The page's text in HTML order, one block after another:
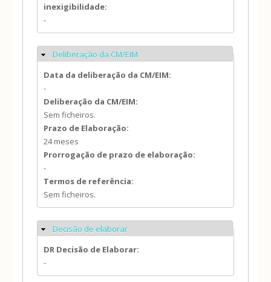
inexigibilidade:
-
Ocultar
Deliberação da CM/EIM
Data da deliberação da CM/EIM:
-
Deliberação da CM/EIM:
Sem ficheiros.
Prazo de Elaboração:
24 meses
Prorrogação de prazo de elaboração:
-
Termos de referência:
Sem ficheiros.
Ocultar
Decisão de elaborar
DR Decisão de Elaborar:
-